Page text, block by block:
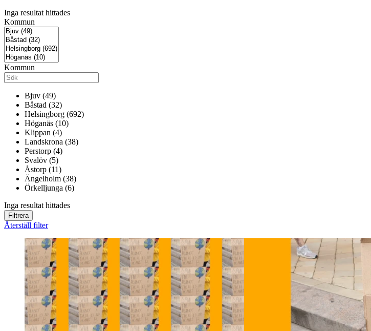
Inga resultat hittades
Kommun
Kommun
Bjuv (49)
Båstad (32)
Helsingborg (692)
Höganäs (10)
Klippan (4)
Landskrona (38)
Perstorp (4)
Svalöv (5)
Åstorp (11)
Ängelholm (38)
Örkelljunga (6)
Inga resultat hittades
Filtrera
Återställ filter